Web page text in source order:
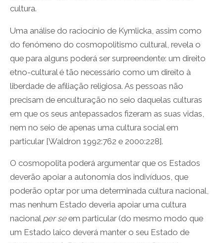
cultura.
Uma análise do raciocínio de Kymlicka, assim como
do fenómeno do cosmopolitismo cultural, revela o
que para alguns poderá ser surpreendente: um direito
etno-cultural é tão necessário como um direito à
liberdade de afiliação religiosa. As pessoas não
precisam de enculturação no seio daquelas culturas
em que os seus antepassados fizeram as suas vidas,
nem no seio de apenas uma cultura social em
particular [Waldron 1992:762 e 2000:228].
O cosmopolita poderá argumentar que os Estados
deverão apoiar a autonomia dos indivíduos, que
poderão optar por uma determinada cultura nacional,
mas nenhum Estado deveria apoiar uma cultura
nacional per seem particular (do mesmo modo que
um Estado laico deverá manter o seu Estado de